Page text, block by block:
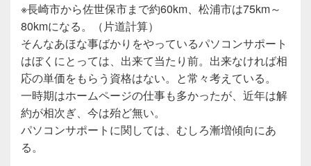
※長崎市から佐世保市まで約60km、松浦市は75km～
80kmになる。（片道計算）
そんなあほな事ばかりをやっているパソコンサポート
はぼくにとっては、出来て当たり前。出来なければ相
応の単価をもらう資格はない。と常々考えている。
一時期はホームページの仕事も多かったが、近年は解
約が相次ぎ、今は殆ど無い。
パソコンサポートに関しては、むしろ漸増傾向にあ
る。